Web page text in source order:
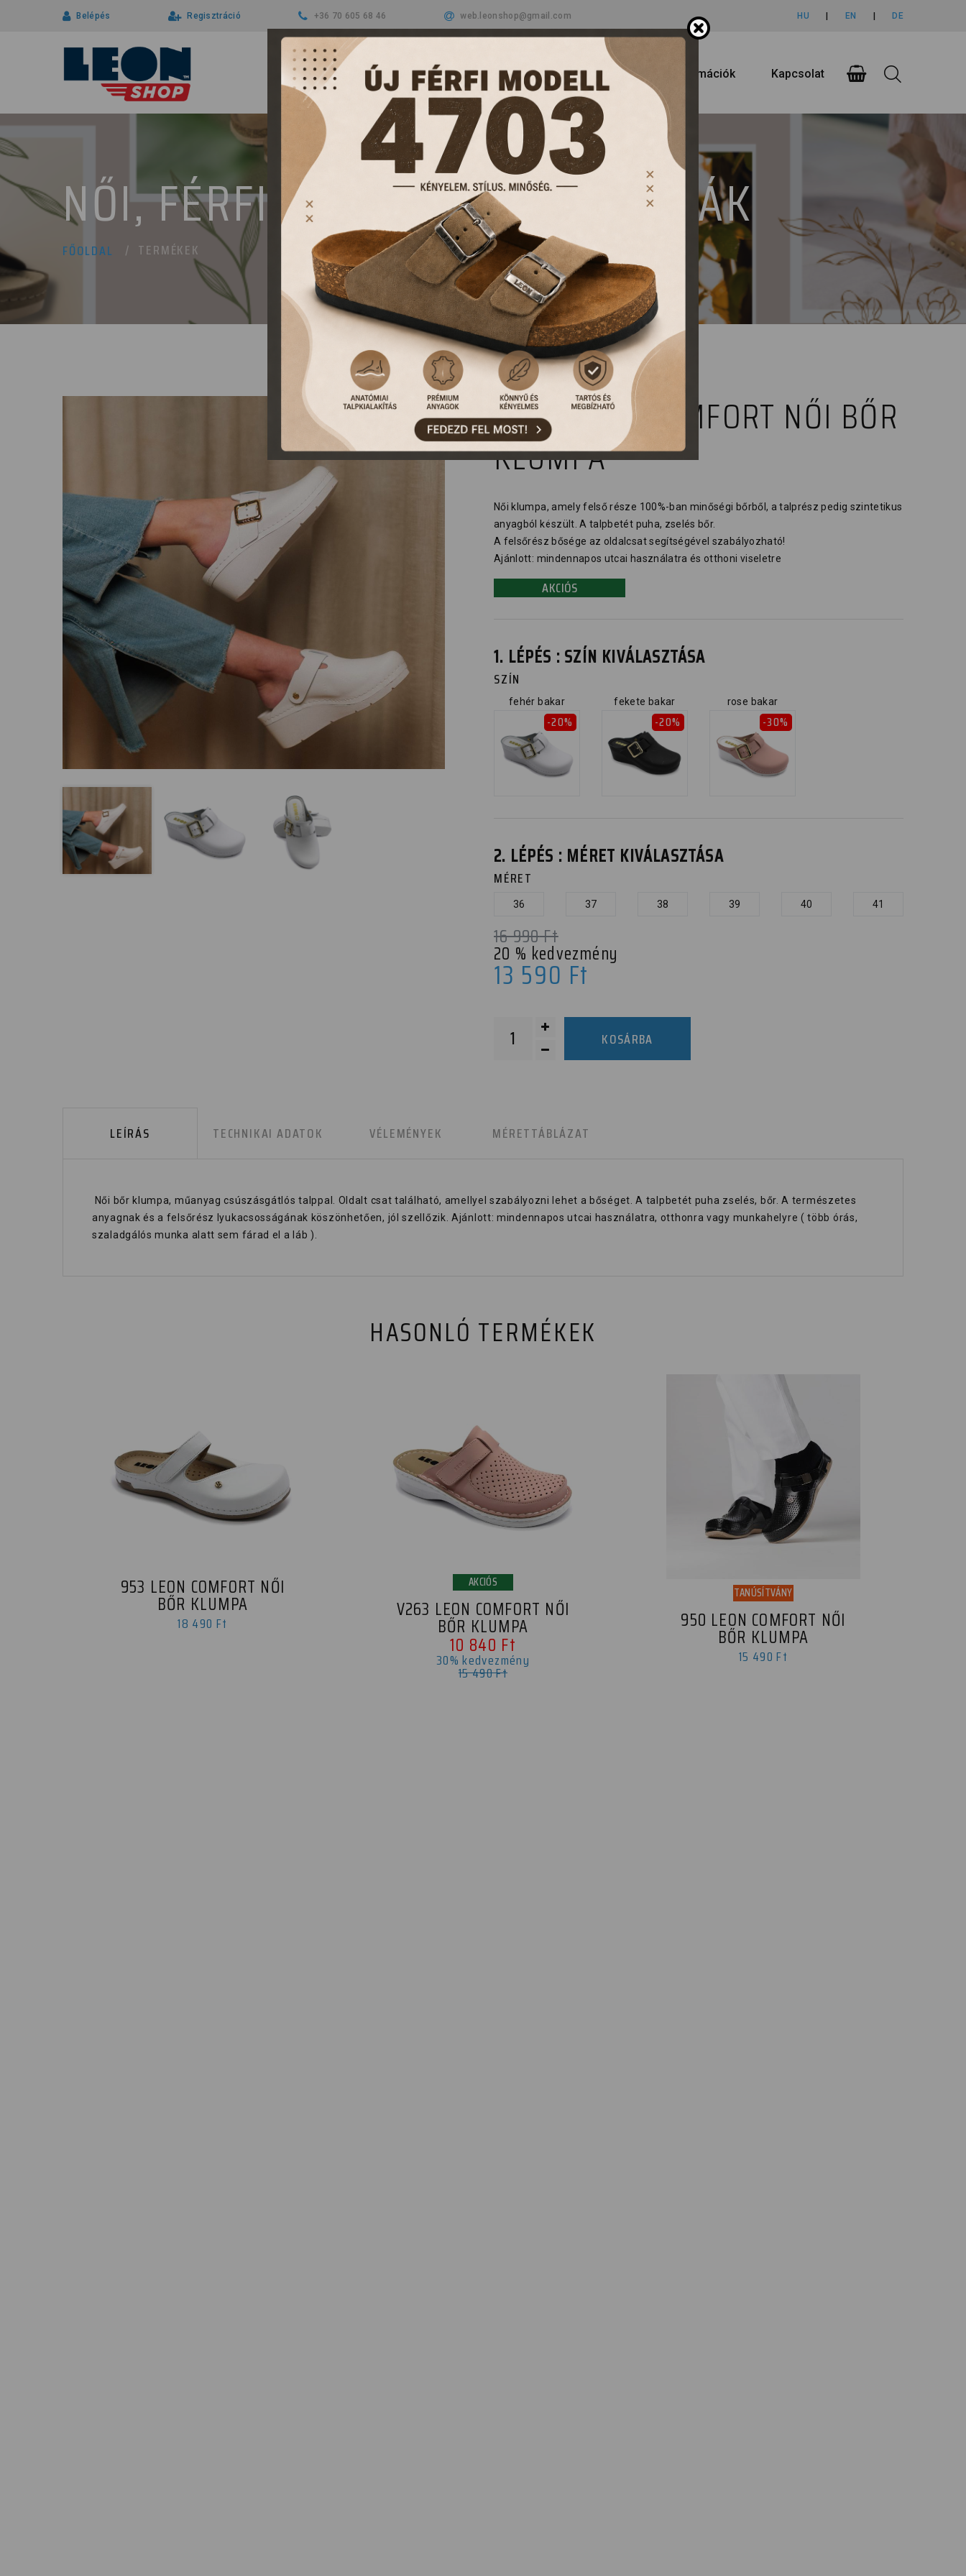
Belépés Regisztráció +36 70 605 68 46 web.leonshop@gmail.com HU EN DE
Cégünkről Termékeink Aktualitások Vásárlási információk Kapcsolat
NŐI, FÉRFI PAPUCSOK ÉS KLUMPÁK
FŐOLDAL TERMÉKEK
1024 LEON COMFORT NŐI BŐR
KLUMPA
Női klumpa, amely felső része 100%-ban minőségi bőrből, a talprész pedig szintetikus
anyagból készült. A talpbetét puha, zselés bőr.
A felsőrész bősége az oldalcsat segítségével szabályozható!
Ajánlott: mindennapos utcai használatra és otthoni viseletre
AKCIÓS
1. LÉPÉS : SZÍN KIVÁLASZTÁSA
SZÍN
fehér bakar
-20%
fekete bakar
-20%
rose bakar
-30%
2. LÉPÉS : MÉRET KIVÁLASZTÁSA
MÉRET
36 37 38 39 40 41
16 990Ft
20 % kedvezmény
13 590 Ft
KOSÁRBA
LEÍRÁS TECHNIKAI ADATOK VÉLEMÉNYEK MÉRETTÁBLÁZAT
Női bőr klumpa, műanyag csúszásgátlós talppal. Oldalt csat található, amellyel szabályozni lehet a bőséget. A talpbetét puha zselés, bőr. A természetes
anyagnak és a felsőrész lyukacsosságának köszönhetően, jól szellőzik. Ajánlott: mindennapos utcai használatra, otthonra vagy munkahelyre ( több órás,
szaladgálós munka alatt sem fárad el a láb ).
HASONLÓ TERMÉKEK
953 LEON COMFORT NŐI
BŐR KLUMPA
18 490 Ft
AKCIÓS
V263 LEON COMFORT NŐI
BŐR KLUMPA
10 840 Ft
30% kedvezmény
15 490 Ft
TANÚSÍTVÁNY
950 LEON COMFORT NŐI
BŐR KLUMPA
15 490 Ft